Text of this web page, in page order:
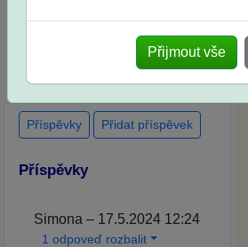
po skutečných přijímacích
zkouškách
Přijmout vše
Příspěvky Přidat příspěvek
Příspěvky
Simona – 17.5.2024 12:24
1 odpoveď rozbalit